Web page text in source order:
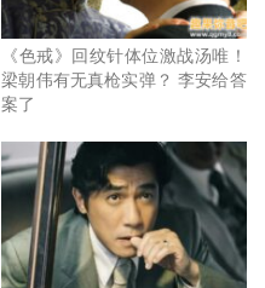
《色戒》回纹针体位激战汤唯！
梁朝伟有无真枪实弹？ 李安给答
案了